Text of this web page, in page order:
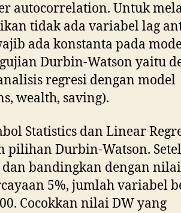
autocorrelation. Untuk
tidak ada variabel lag
ada konstanta pada
Durbin-Watson yaitu
regresi dengan model
wealth, saving).
Statistics dan Linear
pilihan Durbin-Watson.
bandingkan dengan
5%, jumlah variabel
Cocokkan nilai DW yang